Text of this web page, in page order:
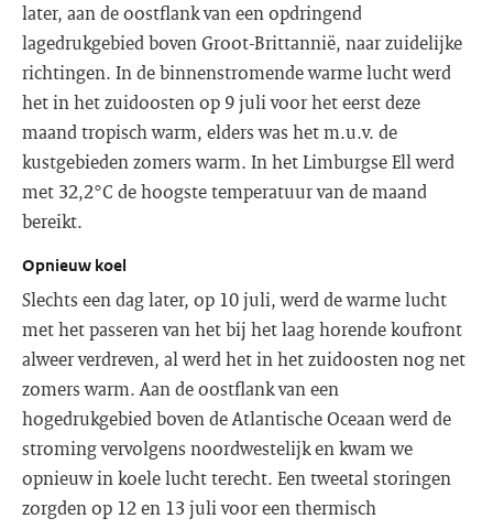
later, aan de oostflank van een opdringend
lagedrukgebied boven Groot-Brittannië, naar zuidelijke
richtingen. In de binnenstromende warme lucht werd
het in het zuidoosten op 9 juli voor het eerst deze
maand tropisch warm, elders was het m.u.v. de
kustgebieden zomers warm. In het Limburgse Ell werd
met 32,2°C de hoogste temperatuur van de maand
bereikt.
Opnieuw koel
Slechts een dag later, op 10 juli, werd de warme lucht
met het passeren van het bij het laag horende koufront
alweer verdreven, al werd het in het zuidoosten nog net
zomers warm. Aan de oostflank van een
hogedrukgebied boven de Atlantische Oceaan werd de
stroming vervolgens noordwestelijk en kwam we
opnieuw in koele lucht terecht. Een tweetal storingen
zorgden op 12 en 13 juli voor een thermisch